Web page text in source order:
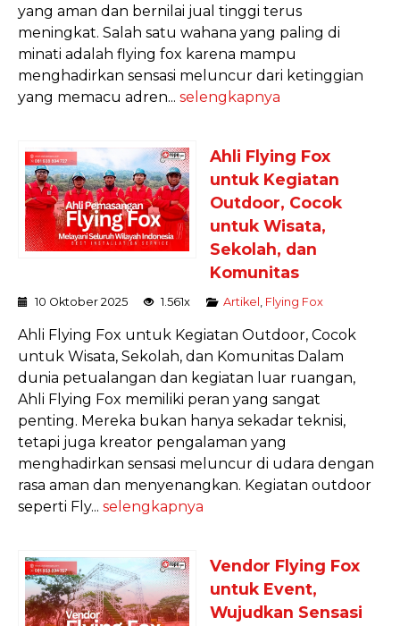
yang aman dan bernilai jual tinggi terus
meningkat. Salah satu wahana yang paling di
minati adalah flying fox karena mampu
menghadirkan sensasi meluncur dari ketinggian
yang memacu adren... selengkapnya
Ahli Flying Fox
untuk Kegiatan
Outdoor, Cocok
untuk Wisata,
Sekolah, dan
Komunitas
10 Oktober 2025 1.561x Artikel Flying Fox
Ahli Flying Fox untuk Kegiatan Outdoor, Cocok
untuk Wisata, Sekolah, dan Komunitas Dalam
dunia petualangan dan kegiatan luar ruangan,
Ahli Flying Fox memiliki peran yang sangat
penting. Mereka bukan hanya sekadar teknisi,
tetapi juga kreator pengalaman yang
menghadirkan sensasi meluncur di udara dengan
rasa aman dan menyenangkan. Kegiatan outdoor
seperti Fly... selengkapnya
Vendor Flying Fox
untuk Event,
Wujudkan Sensasi